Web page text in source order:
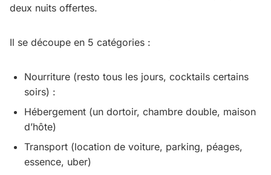
deux nuits offertes.
Il se découpe en 5 catégories :
Nourriture (resto tous les jours, cocktails certains
soirs) :
Hébergement (un dortoir, chambre double, maison
d’hôte)
Transport (location de voiture, parking, péages,
essence, uber)